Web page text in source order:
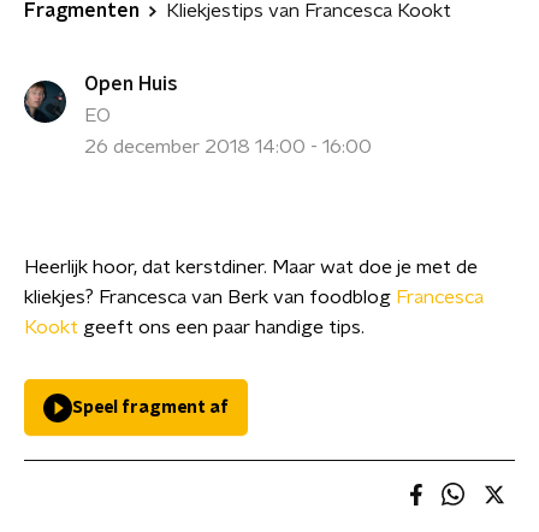
Fragmenten Kliekjestips van Francesca Kookt
Open Huis
EO
26 december 2018 14:00 - 16:00
Heerlijk hoor, dat kerstdiner. Maar wat doe je met de
kliekjes? Francesca van Berk van foodblog Francesca
Kookt geeft ons een paar handige tips.
Speel fragment af